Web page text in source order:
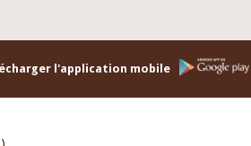
l'application mobile